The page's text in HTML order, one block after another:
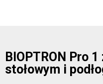
BIOPTRON Pro
stołowym i